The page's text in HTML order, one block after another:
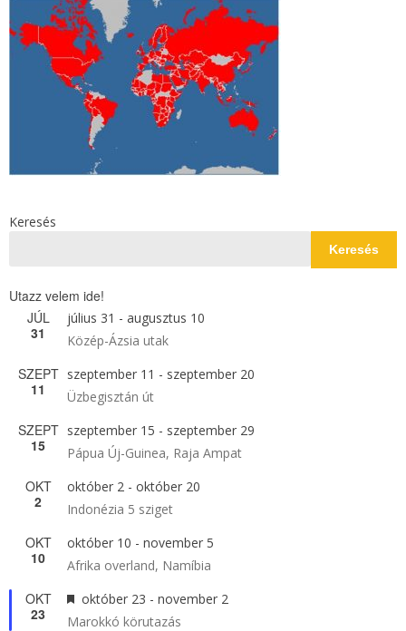
Keresés
Keresés
Utazz velem ide!
JÚL
31
július 31 - augusztus 10
Közép-Ázsia utak
SZEPT
11
szeptember 11 - szeptember 20
Üzbegisztán út
SZEPT
15
szeptember 15 - szeptember 29
Pápua Új-Guinea, Raja Ampat
OKT
2
október 2 - október 20
Indonézia 5 sziget
OKT
10
október 10 - november 5
Afrika overland, Namíbia
OKT
23
Kiemelt
október 23 - november 2
Marokkó körutazás